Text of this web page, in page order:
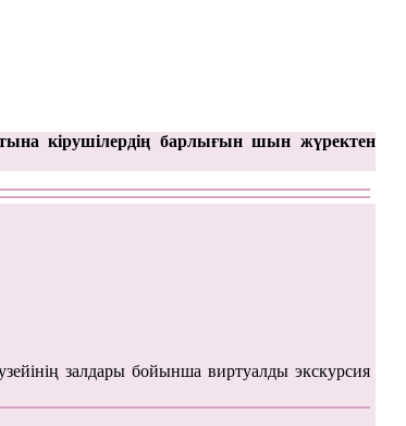
кірушілердің барлығын шын жүректен
залдары бойынша виртуалды экскурсия